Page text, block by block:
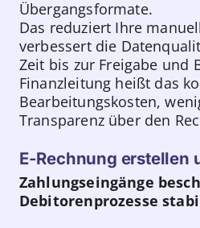
Übergangsformate.
Das reduziert Ihre
verbessert die
Zeit bis zur Freigabe und
Finanzleitung heißt das
Bearbeitungskosten,
Transparenz über den
E-Rechnung erstellen
Zahlungseingänge
Debitorenprozesse